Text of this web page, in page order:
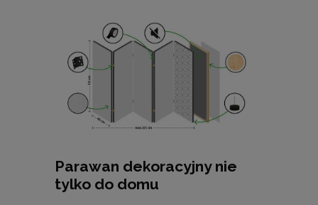
Parawan dekoracyjny nie
tylko do domu